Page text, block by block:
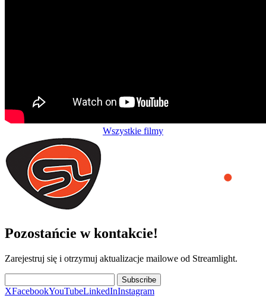
Wszystkie filmy
Pozostańcie w kontakcie!
Zarejestruj się i otrzymuj aktualizacje mailowe od Streamlight.
Subscribe
XFacebookYouTubeLinkedInInstagram